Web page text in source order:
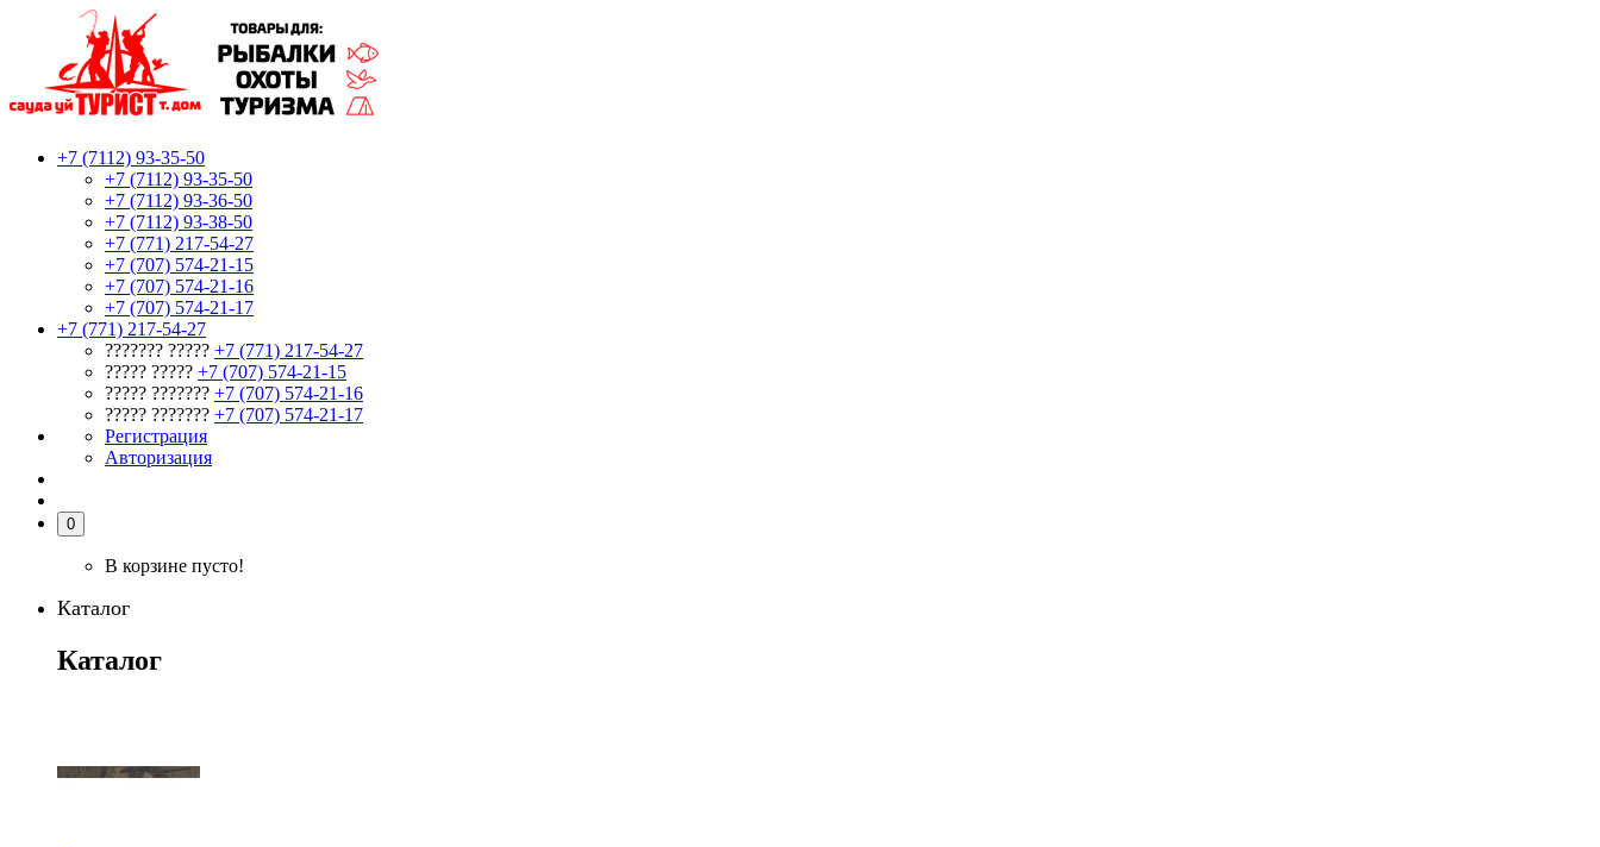
+7 (7112) 93-35-50
+7 (7112) 93-35-50
+7 (7112) 93-36-50
+7 (7112) 93-38-50
+7 (771) 217-54-27
+7 (707) 574-21-15
+7 (707) 574-21-16
+7 (707) 574-21-17
+7 (771) 217-54-27
??????? ????? +7 (771) 217-54-27
????? ????? +7 (707) 574-21-15
????? ??????? +7 (707) 574-21-16
????? ??????? +7 (707) 574-21-17
Регистрация
Авторизация
0
В корзине пусто!
Каталог
Каталог